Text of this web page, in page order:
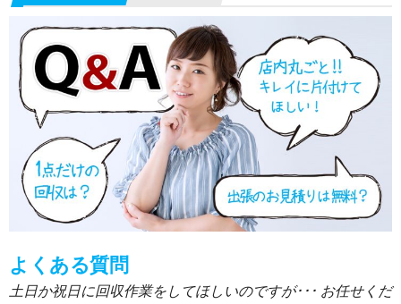
よくある質問
土日か祝日に回収作業をしてほしいのですが･･･ お任せくだ